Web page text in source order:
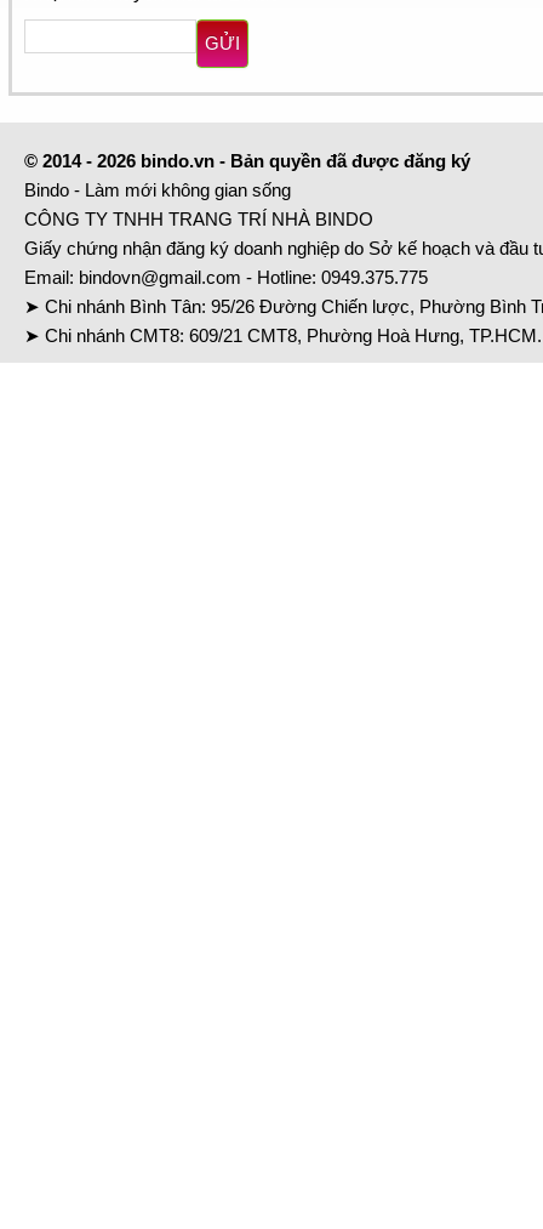
GỬI
© 2014 - 2026 bindo.vn - Bản quyền đã được đăng ký
Bindo - Làm mới không gian sống
CÔNG TY TNHH TRANG TRÍ NHÀ BINDO
Giấy chứng nhận đăng ký doanh nghiệp do Sở kế hoạch và đầu
Email: bindovn@gmail.com - Hotline: 0949.375.775
➤ Chi nhánh Bình Tân: 95/26 Đường Chiến lược, Phường Bình
➤ Chi nhánh CMT8: 609/21 CMT8, Phường Hoà Hưng,